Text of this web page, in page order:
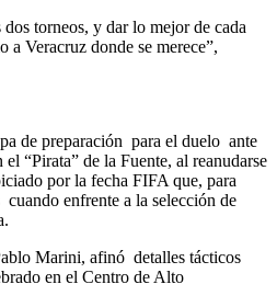
torneos, y dar lo mejor de cada
a Veracruz donde se merece”,
de preparación para el duelo ante
“Pirata” de la Fuente, al reanudarse
por la fecha FIFA que, para
enfrente a la selección de
Marini, afinó detalles tácticos
en el Centro de Alto